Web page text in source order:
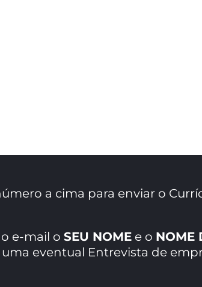
a cima para enviar o
e-mail oSEU NOME e o NOME
eventual Entrevista de